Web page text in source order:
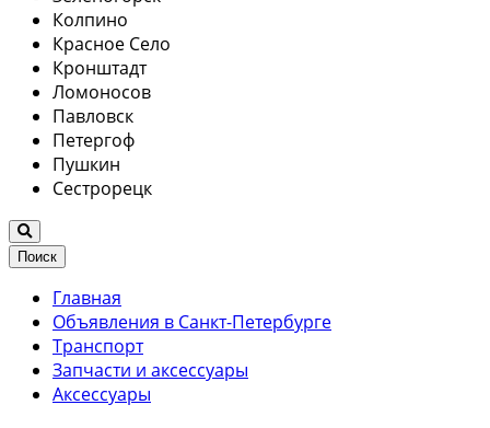
Колпино
Красное Село
Кронштадт
Ломоносов
Павловск
Петергоф
Пушкин
Сестрорецк
Поиск
Главная
Объявления в Санкт-Петербурге
Транспорт
Запчасти и аксессуары
Аксессуары